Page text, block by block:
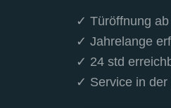
✓ Türöffnung ab
✓ Jahrelange
✓ 24 std
✓ Service in der